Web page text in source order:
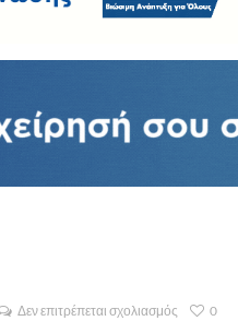
Δεν επιτρέπεται σχολιασμός 0